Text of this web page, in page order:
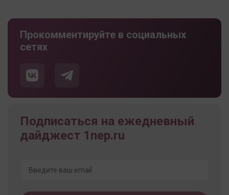
Прокомментируйте в социальных
сетях
Подписаться на ежедневный
дайджест 1nep.ru